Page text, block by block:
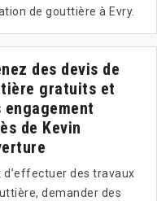
de gouttière à Evry.
des devis de
gratuits et
engagement
de Kevin
d’effectuer des travaux
demander des